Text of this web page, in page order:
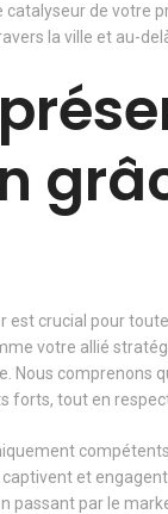
de votre
la ville et au-
est crucial pour
votre allié
Nous comprenons
forts, tout en
et
passant par le